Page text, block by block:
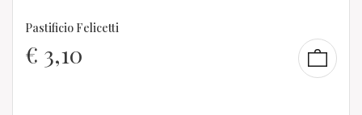
Pastificio Felicetti
€ 3,10